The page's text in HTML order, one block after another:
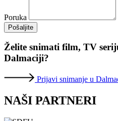
Poruka
Pošaljite
Želite snimati film, TV
Dalmaciji?
Prijavi snimanje u
NAŠI PARTNERI